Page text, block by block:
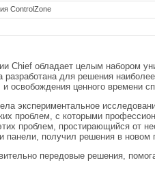
ControlZone
Chief обладает целым набором
разработана для решения
освобождения ценного времени
экспериментальное
проблем, с которыми
проблем, простирающийся от
панели, получил решения в новом
передовые решения,